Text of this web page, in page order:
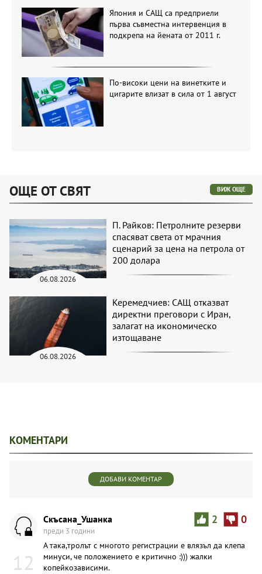
Япония и САЩ са предприели
първа съвместна интервенция в
подкрепа на йената от 2011 г.
По-високи цени на винетките и
цигарите влизат в сила от 1 август
ОЩЕ ОТ СВЯТ ВИЖ ОЩЕ
06.08.2026
П. Райков: Петролните резерви
спасяват света от мрачния
сценарий за цена на петрола от
200 долара
06.08.2026
Керемедчиев: САЩ отказват
директни преговори с Иран,
залагат на икономическо
изтощаване
КОМЕНТАРИ
ДОБАВИ КОМЕНТАР
12
2 0
Скъсана_Ушанка
преди 3 години
А така,тpoлът с многото регистрации е влязъл да клепа
минуси, че положението е критично :))) жалки
копейкозависими.